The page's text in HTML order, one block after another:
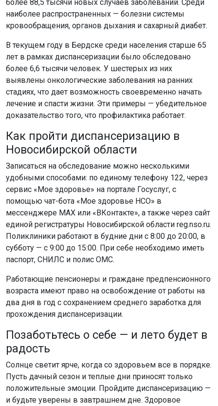
более 88,5 тысячи новых случаев заболеваний. Среди
наиболее распространенных — болезни системы
кровообращения, органов дыхания и сахарный диабет.
В текущем году в Бердске среди населения старше 65
лет в рамках диспансеризации было обследовано
более 6,6 тысячи человек. У шестерых из них
выявлены онкологические заболевания на ранних
стадиях, что дает возможность своевременно начать
лечение и спасти жизни. Эти примеры — убедительное
доказательство того, что профилактика работает.
Как пройти диспансеризацию в
Новосибирской области
Записаться на обследование можно несколькими
удобными способами: по единому телефону 122, через
сервис «Мое здоровье» на портале Госуслуг, с
помощью чат-бота «Мое здоровье НСО» в
мессенджере MAX или «ВКонтакте», а также через сайт
единой регистратуры Новосибирской области reg.nso.ru.
Поликлиники работают в будние дни с 8:00 до 20:00, в
субботу — с 9:00 до 15:00. При себе необходимо иметь
паспорт, СНИЛС и полис ОМС.
Работающие пенсионеры и граждане предпенсионного
возраста имеют право на освобождение от работы на
два дня в год с сохранением среднего заработка для
прохождения диспансеризации.
Позаботьтесь о себе — и лето будет в
радость
Солнце светит ярче, когда со здоровьем все в порядке.
Пусть дачный сезон и теплые дни приносят только
положительные эмоции. Пройдите диспансеризацию —
и будьте уверены в завтрашнем дне. Здоровое